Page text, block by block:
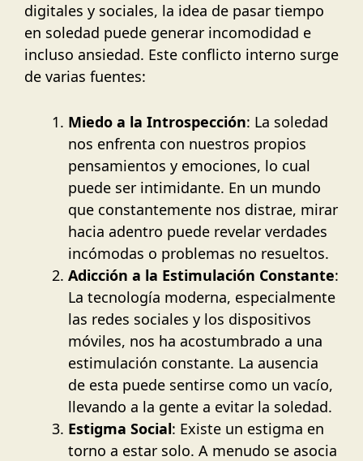
digitales y sociales, la idea de pasar tiempo
en soledad puede generar incomodidad e
incluso ansiedad. Este conflicto interno surge
de varias fuentes:
Miedo a la Introspección: La soledad
nos enfrenta con nuestros propios
pensamientos y emociones, lo cual
puede ser intimidante. En un mundo
que constantemente nos distrae, mirar
hacia adentro puede revelar verdades
incómodas o problemas no resueltos.
Adicción a la Estimulación Constante:
La tecnología moderna, especialmente
las redes sociales y los dispositivos
móviles, nos ha acostumbrado a una
estimulación constante. La ausencia
de esta puede sentirse como un vacío,
llevando a la gente a evitar la soledad.
Estigma Social: Existe un estigma en
torno a estar solo. A menudo se asocia